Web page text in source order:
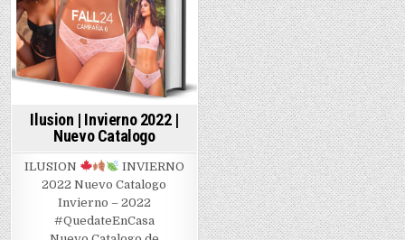
Ilusion | Invierno 2022 |
Nuevo Catalogo
ILUSION
INVIERNO
2022 Nuevo Catalogo
Invierno – 2022
#QuedateEnCasa